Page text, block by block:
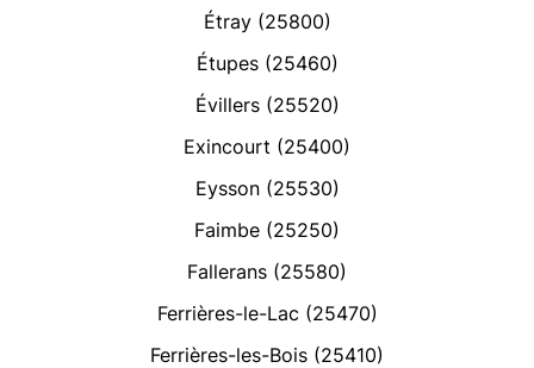
Étray (25800)
Étupes (25460)
Évillers (25520)
Exincourt (25400)
Eysson (25530)
Faimbe (25250)
Fallerans (25580)
Ferrières-le-Lac (25470)
Ferrières-les-Bois (25410)